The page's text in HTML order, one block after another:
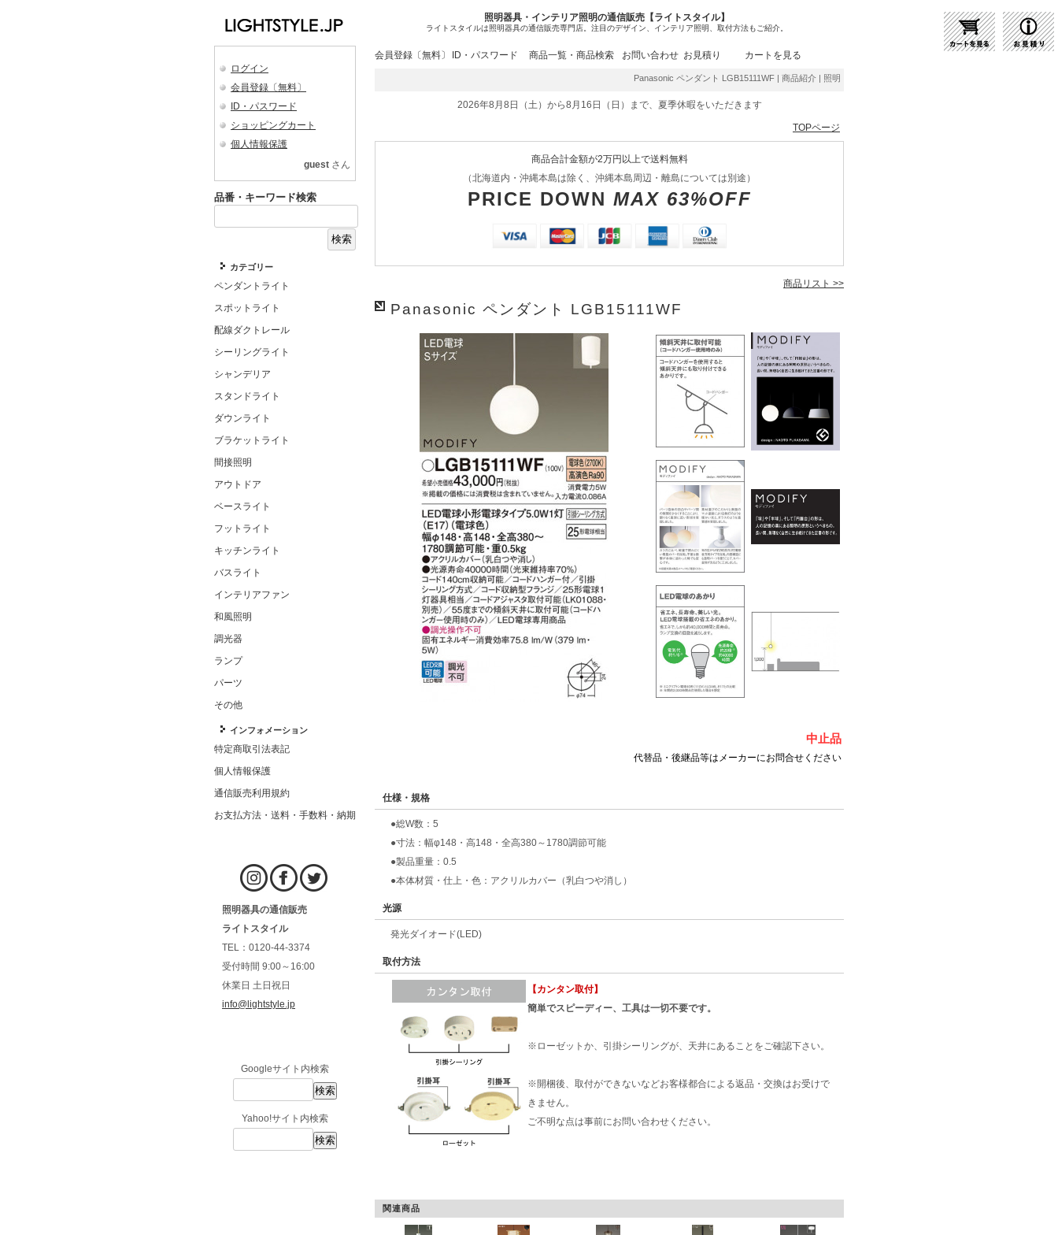
照明器具・インテリア照明の通信販売【ライトスタイル】
ライトスタイルは照明器具の通信販売専門店。注目のデザイン、インテリア照明、取付方法もご紹介。
ログイン
会員登録〔無料〕
ID・パスワード
ショッピングカート
個人情報保護
guest さん
品番・キーワード検索
カテゴリー
ペンダントライト
スポットライト
配線ダクトレール
シーリングライト
シャンデリア
スタンドライト
ダウンライト
ブラケットライト
間接照明
アウトドア
ベースライト
フットライト
キッチンライト
バスライト
インテリアファン
和風照明
調光器
ランプ
パーツ
その他
インフォメーション
特定商取引法表記
個人情報保護
通信販売利用規約
お支払方法・送料・手数料・納期
照明器具の通信販売
ライトスタイル
TEL：0120-44-3374
受付時間 9:00～16:00
休業日 土日祝日
info@lightstyle.jp
Googleサイト内検索
Yahoo!サイト内検索
会員登録〔無料〕 ID・パスワード 商品一覧・商品検索 お問い合わせ お見積り カートを見る
Panasonic ペンダント LGB15111WF | 商品紹介 | 照明器具の通販・インテリア照明の通信販売【ライトスタイル
2026年8月8日（土）から8月16日（日）まで、夏季休暇をいただきます
TOPページ
商品合計金額が2万円以上で送料無料
（北海道内・沖縄本島は除く、沖縄本島周辺・離島については別途）
PRICE DOWN MAX 63%OFF
商品リスト >>
Panasonic ペンダント LGB15111WF
中止品
代替品・後継品等はメーカーにお問合せください
仕様・規格
●総W数：5
●寸法：幅φ148・高148・全高380～1780調節可能
●製品重量：0.5
●本体材質・仕上・色：アクリルカバー（乳白つや消し）
光源
発光ダイオード(LED)
取付方法
【カンタン取付】
簡単でスピーディー、工具は一切不要です。
※ローゼットか、引掛シーリングが、天井にあることをご確認下さい。
※開梱後、取付ができないなどお客様都合による返品・交換はお受けで
きません。
ご不明な点は事前にお問い合わせください。
関連商品